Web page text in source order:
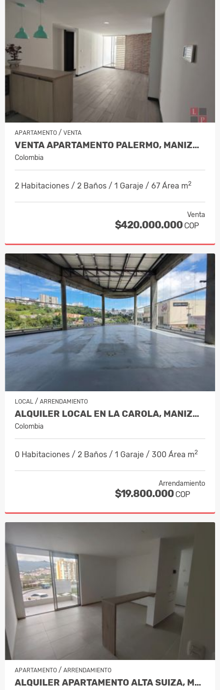
APARTAMENTO / VENTA
VENTA APARTAMENTO PALERMO, MANIZALE…
Colombia
2 Habitaciones / 2 Baños / 1 Garaje / 67 Área m2
Venta
$420.000.000 COP
LOCAL / ARRENDAMIENTO
ALQUILER LOCAL EN LA CAROLA, MANIZALES…
Colombia
0 Habitaciones / 2 Baños / 1 Garaje / 300 Área m2
Arrendamiento
$19.800.000 COP
APARTAMENTO / ARRENDAMIENTO
ALQUILER APARTAMENTO ALTA SUIZA, MANI…